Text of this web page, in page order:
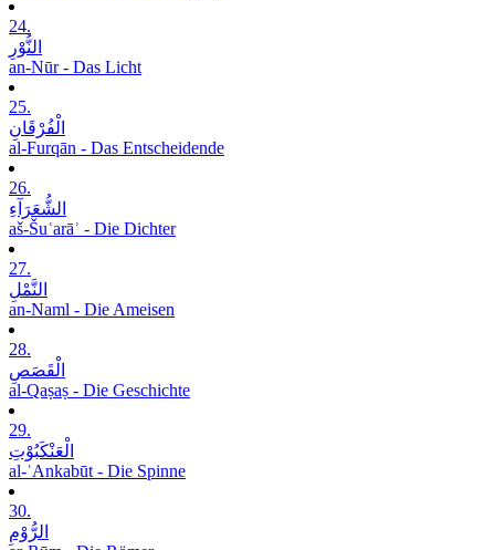
24.
النُّوْرِ
an-Nūr - Das Licht
25.
الْفُرْقَانِ
al-Furqān - Das Entscheidende
26.
الشُّعَرَآءِ
aš-Šuʿarāʾ - Die Dichter
27.
النَّمْلِ
an-Naml - Die Ameisen
28.
الْقَصَصِ
al-Qaṣaṣ - Die Geschichte
29.
الْعَنْکَبُوْتِ
al-ʿAnkabūt - Die Spinne
30.
الرُّوْمِ